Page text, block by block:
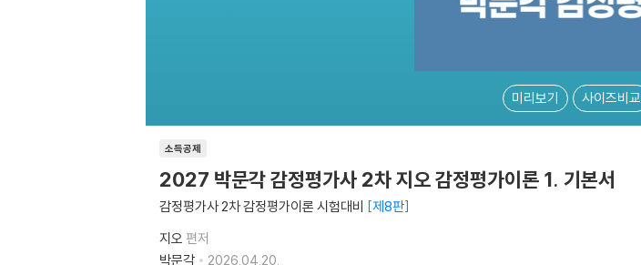
미리보기 사이즈비교
소득공제
2027 박문각 감정평가사 2차 지오 감정평가이론 1. 기본서
감정평가사 2차 감정평가이론 시험대비 제8판
지오 편저
박문각
2026.04.20.